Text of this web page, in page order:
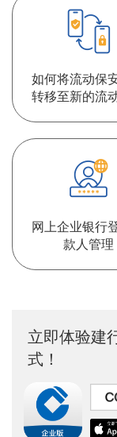
如何将流动保
转移至新的流
网上企业银行
款人管理
立即体验建
式！